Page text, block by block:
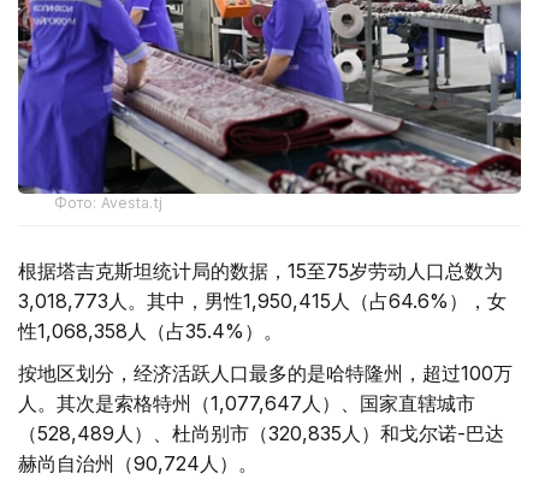
Фото: Avesta.tj
根据塔吉克斯坦统计局的数据，15至75岁劳动人口总数为
3,018,773人。其中，男性1,950,415人（占64.6%），女
性1,068,358人（占35.4%）。
按地区划分，经济活跃人口最多的是哈特隆州，超过100万
人。其次是索格特州（1,077,647人）、国家直辖城市
（528,489人）、杜尚别市（320,835人）和戈尔诺-巴达
赫尚自治州（90,724人）。